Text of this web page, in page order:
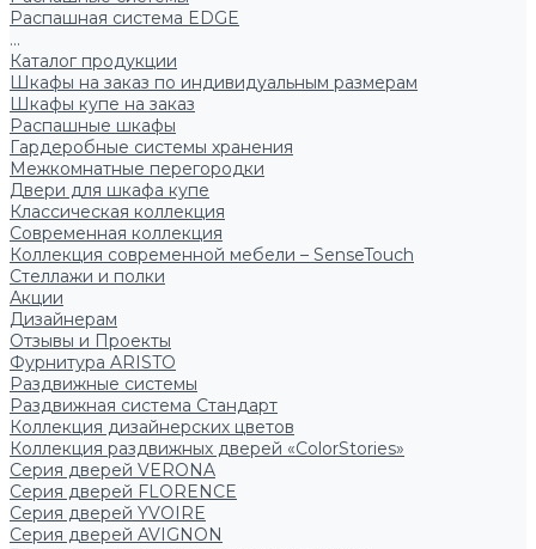
Распашная система EDGE
...
Каталог продукции
Шкафы на заказ по индивидуальным размерам
Шкафы купе на заказ
Распашные шкафы
Гардеробные системы хранения
Межкомнатные перегородки
Двери для шкафа купе
Классическая коллекция
Современная коллекция
Коллекция современной мебели – SenseTouch
Стеллажи и полки
Акции
Дизайнерам
Отзывы и Проекты
Фурнитура ARISTO
Раздвижные системы
Раздвижная система Стандарт
Коллекция дизайнерских цветов
Коллекция раздвижных дверей «ColorStories»
Серия дверей VERONA
Серия дверей FLORENCE
Серия дверей YVOIRE
Серия дверей AVIGNON